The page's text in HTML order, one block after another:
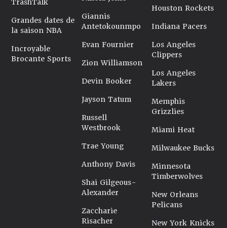
TrashTalk
Grandes dates de
la saison NBA
Incroyable
Brocante Sports
Giannis
Antetokounmpo
Evan Fournier
Zion Williamson
Devin Booker
Jayson Tatum
Russell
Westbrook
Trae Young
Anthony Davis
Shai Gilgeous-
Alexander
Zaccharie
Risacher
Houston Rockets
Indiana Pacers
Los Angeles
Clippers
Los Angeles
Lakers
Memphis
Grizzlies
Miami Heat
Milwaukee Bucks
Minnesota
Timberwolves
New Orleans
Pelicans
New York Knicks